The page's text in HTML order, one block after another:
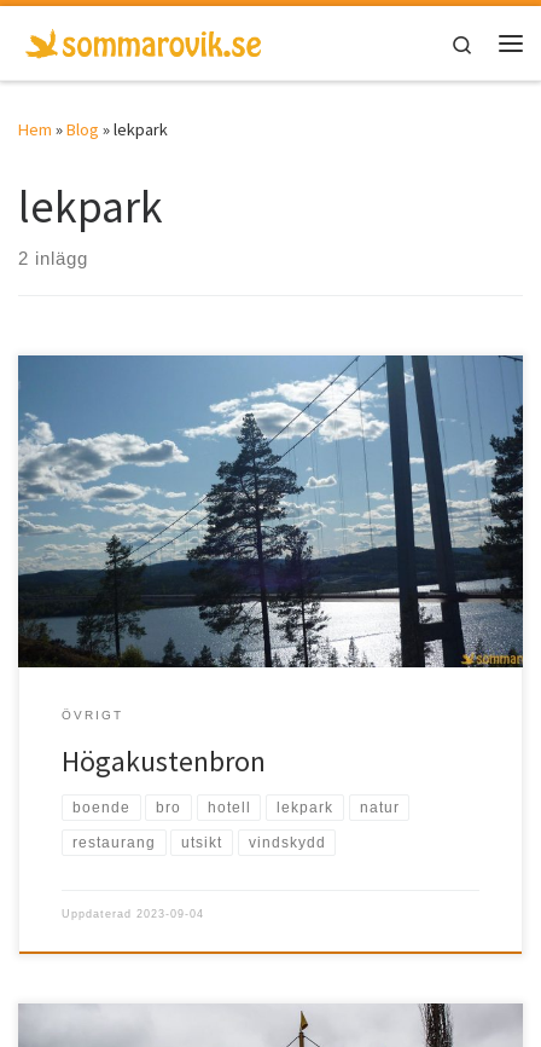
Hoppa till innehåll
Search
Hem »Blog »lekpark
lekpark
2 inlägg
Sandöverken, Härnösand, Kramfors Vid Högakustenbrons norra
ände på Hornöberget, kan du njuta av utsikten över […]
ÖVRIGT
Högakustenbron
boende bro hotell lekpark natur
restaurang utsikt vindskydd
Uppdaterad 2023-09-04